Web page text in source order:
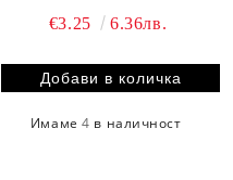
€3.25 6.36лв.
Имаме4 в наличност